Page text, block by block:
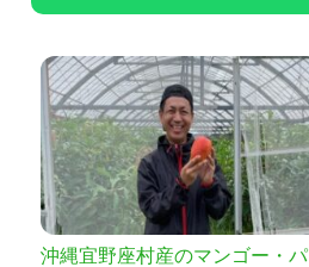
沖縄宜野座村産のマンゴー・パ